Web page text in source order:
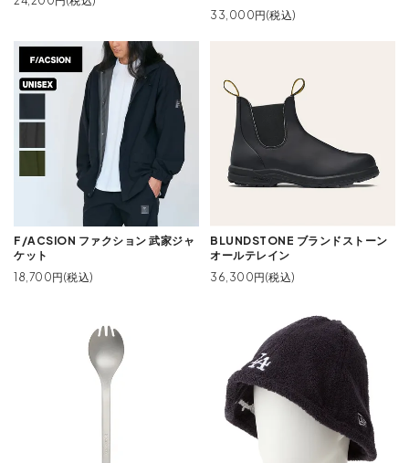
33,000円(税込)
F/ACSION ファクション 武家ジャ
ケット
18,700円(税込)
BLUNDSTONE ブランドストーン
オールテレイン
36,300円(税込)